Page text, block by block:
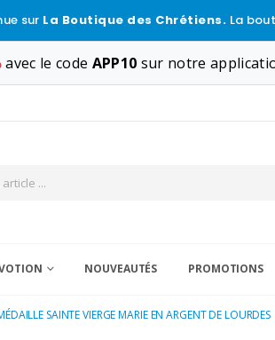
sur La Boutique des Chrétiens. La
avec le code APP10 sur notre
NOUVEAUTÉS PROMOTIONS
SAINTE VIERGE MARIE EN ARGENT DE LOURDES